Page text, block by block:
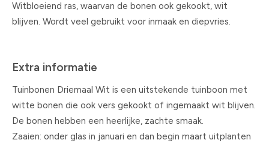
Witbloeiend ras, waarvan de bonen ook gekookt, wit
blijven. Wordt veel gebruikt voor inmaak en diepvries.
Extra informatie
Tuinbonen Driemaal Wit is een uitstekende tuinboon met
witte bonen die ook vers gekookt of ingemaakt wit blijven.
De bonen hebben een heerlijke, zachte smaak.
Zaaien: onder glas in januari en dan begin maart uitplanten